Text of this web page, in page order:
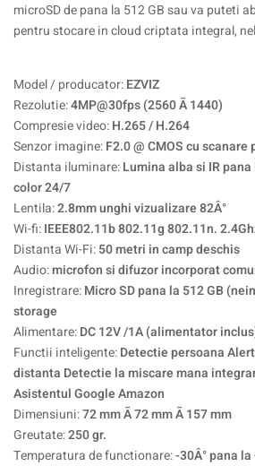
microSD de pana la 512 GB sau va puteti
pentru stocare in cloud criptata integral,
Model / producator:EZVIZ
Rezolutie:4MP@30fps (2560 Ã 1440)
Compresie video:H.265 / H.264
Senzor imagine:F2.0 @ CMOS cu scanare
Distanta iluminare:Lumina alba si IR
color 24/7
Lentila:2.8mm unghi vizualizare 82Â°
Wi-fi:IEEE802.11b 802.11g 802.11n.
Distanta Wi-Fi:50 metri in camp deschis
Audio:microfon si difuzor incorporat
Inregistrare:Micro SD pana la 512 GB
storage
Alimentare:DC 12V /1A (alimentator
Functii inteligente:Detectie persoana
distanta Detectie la miscare mana
Asistentul Google Amazon
Dimensiuni:72 mm Ã 72 mm Ã 157 mm
Greutate:250 gr.
Temperatura de functionare:-30Â° pana la